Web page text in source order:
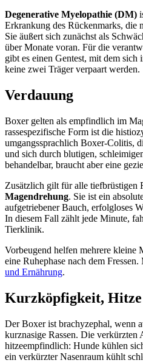
Degenerative Myelopathie (DM)
Erkrankung des Rückenmarks, die
Sie äußert sich zunächst als
über Monate voran. Für die
gibt es einen Gentest, mit dem sich
keine zwei Träger verpaart werden.
Verdauung
Boxer gelten als empfindlich im
rassespezifische Form ist die
umgangssprachlich Boxer-Colitis,
und sich durch blutigen,
behandelbar, braucht aber eine
Zusätzlich gilt für alle tiefbrüstigen
Magendrehung. Sie ist ein
aufgetriebener Bauch, erfolgloses
In diesem Fall zählt jede Minute,
Tierklinik.
Vorbeugend helfen mehrere kleine
eine Ruhephase nach dem
und Ernährung.
Kurzköpfigkeit,
Der Boxer ist brachyzephal, wenn
kurznasige Rassen. Die verkürzten
hitzeempfindlich: Hunde kühlen
ein verkürzter Nasenraum kühlt